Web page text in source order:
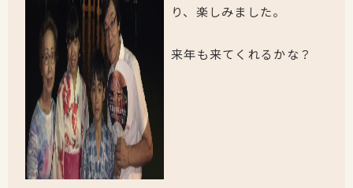
り、楽しみました。
来年も来てくれるかな？